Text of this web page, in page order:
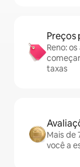
Preços
Reno:
taxas
Mais de
você a